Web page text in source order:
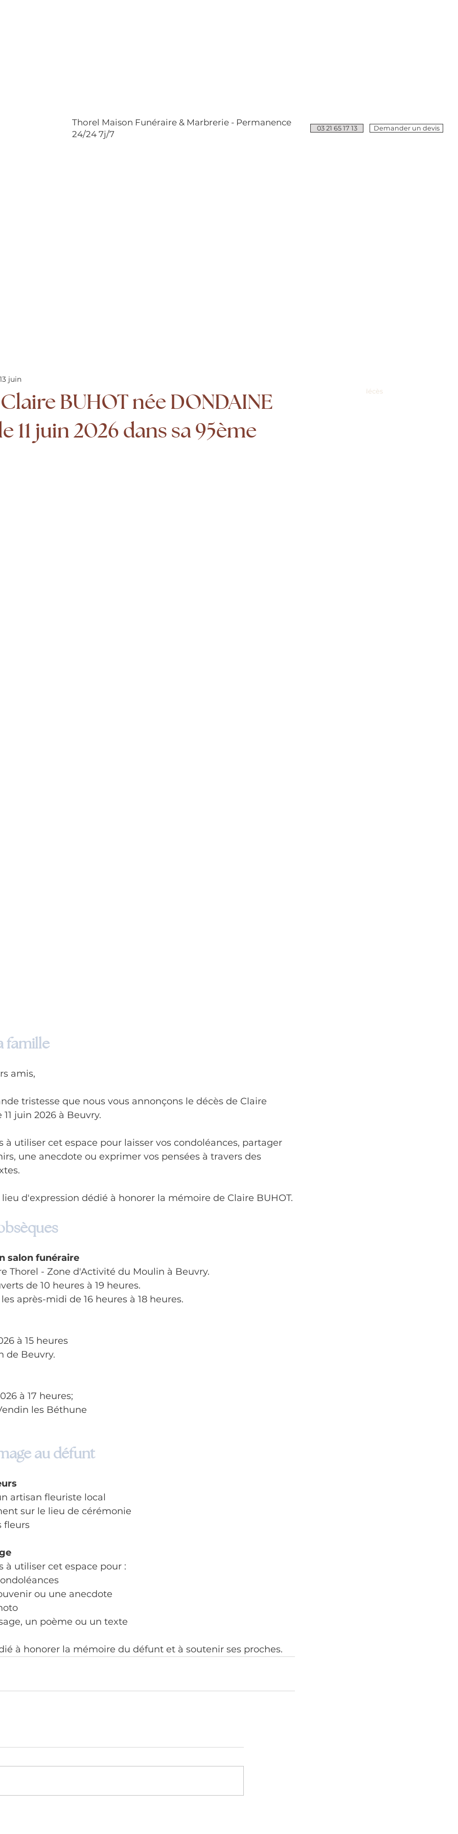
Avis de décès
Thorel Maison Funéraire & Marbrerie - Permanence
24/24 7j/7
03 21 65 17 13 Demander un devis
BUHOT née DONDAINE
11 juin 2026 dans sa 95ème
13 juin
famille
amis,
tristesse que nous vous annonçons le décès de Claire
juin 2026 à Beuvry.
à utiliser cet espace pour laisser vos condoléances, partager
une anecdote ou exprimer vos pensées à travers des
d'expression dédié à honorer la mémoire de Claire BUHOT.
salon funéraire
Thorel - Zone d'Activité du Moulin à Beuvry.
de 10 heures à 19 heures.
après-midi de 16 heures à 18 heures.
à 15 heures
de Beuvry.
à 17 heures;
les Béthune
au défunt
artisan fleuriste local
sur le lieu de cérémonie
fleurs
à utiliser cet espace pour :
ou une anecdote
un poème ou un texte
à honorer la mémoire du défunt et à soutenir ses proches.